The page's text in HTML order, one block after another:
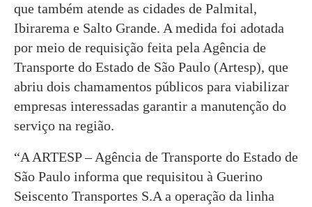
que também atende as cidades de Palmital,
Ibirarema e Salto Grande. A medida foi adotada
por meio de requisição feita pela Agência de
Transporte do Estado de São Paulo (Artesp), que
abriu dois chamamentos públicos para viabilizar
empresas interessadas garantir a manutenção do
serviço na região.
“A ARTESP – Agência de Transporte do Estado de
São Paulo informa que requisitou à Guerino
Seiscento Transportes S.A a operação da linha